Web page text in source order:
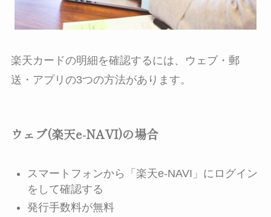
楽天カードの明細を確認するには、ウェブ・郵
送・アプリの3つの方法があります。
ウェブ(楽天e-NAVI)の場合
スマートフォンから「楽天e-NAVI」にログイン
をして確認する
発行手数料が無料